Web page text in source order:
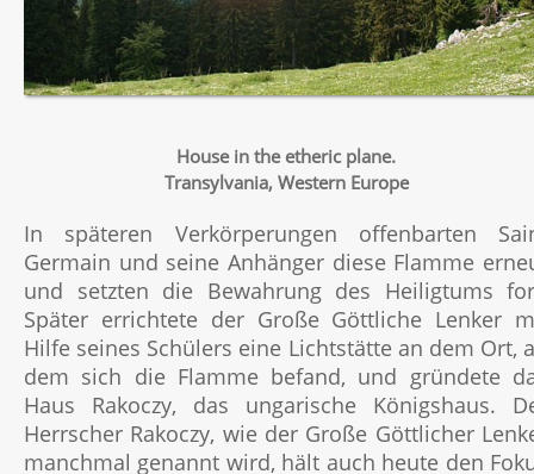
House in the etheric plane.
Transylvania, Western Europe
In späteren Verkörperungen offenbarten
Germain und seine Anhänger diese Flamme
und setzten die Bewahrung des Heiligtums
Später errichtete der Große Göttliche Lenker
Hilfe seines Schülers eine Lichtstätte an dem Ort,
dem sich die Flamme befand, und gründete
Haus Rakoczy, das ungarische Königshaus.
Herrscher Rakoczy, wie der Große Göttlicher
manchmal genannt wird, hält auch heute den